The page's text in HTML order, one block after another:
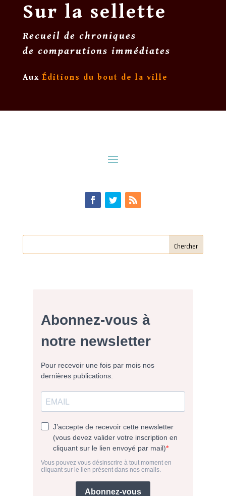
Sur la sellette
Recueil de chroniques
de comparutions immédiates
Aux Éditions du bout de la ville